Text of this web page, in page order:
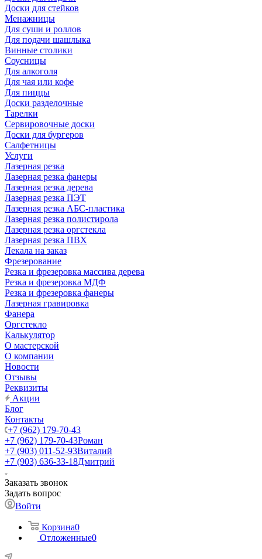
Доски для стейков
Менажницы
Для суши и роллов
Для подачи шашлыка
Винные столики
Соусницы
Для алкоголя
Для чая или кофе
Для пиццы
Доски разделочные
Тарелки
Сервировочные доски
Доски для бургеров
Салфетницы
Услуги
Лазерная резка
Лазерная резка фанеры
Лазерная резка дерева
Лазерная резка ПЭТ
Лазерная резка АБС-пластика
Лазерная резка полистирола
Лазерная резка оргстекла
Лазерная резка ПВХ
Лекала на заказ
Фрезерование
Резка и фрезеровка массива дерева
Резка и фрезеровка МДФ
Резка и фрезеровка фанеры
Лазерная гравировка
Фанера
Орг­стек­ло
Калькулятор
О мастерской
О компании
Новости
Отзывы
Реквизиты
Акции
Блог
Контакты
+7 (962) 179-70-43
+7 (962) 179-70-43Роман
+7 (903) 011-52-93Виталий
+7 (903) 636-33-18Дмитрий
Заказать звонок
Задать вопрос
Войти
Корзина0
Отложенные0